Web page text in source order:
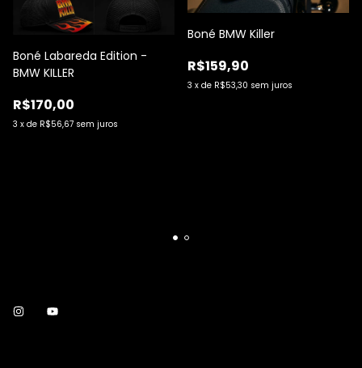
Boné Labareda Edition -
BMW KILLER
R$170,00
3 x de R$56,67 sem juros
Boné BMW Killer
R$159,90
3 x de R$53,30 sem juros